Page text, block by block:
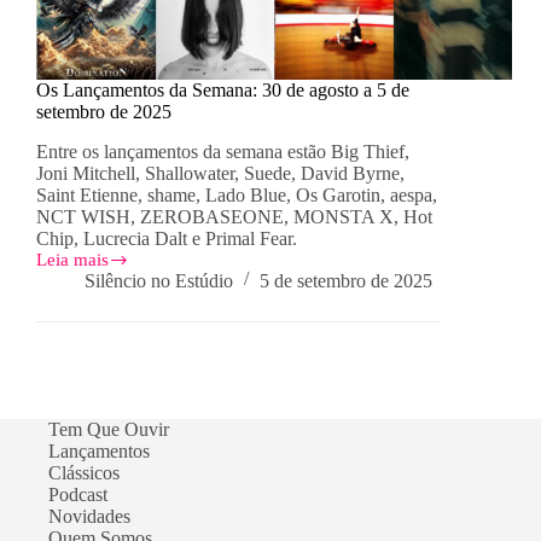
Os Lançamentos da Semana: 30 de agosto a 5 de
setembro de 2025
Entre os lançamentos da semana estão Big Thief,
Joni Mitchell, Shallowater, Suede, David Byrne,
Saint Etienne, shame, Lado Blue, Os Garotin, aespa,
NCT WISH, ZEROBASEONE, MONSTA X, Hot
Chip, Lucrecia Dalt e Primal Fear.
Leia mais
Os
Lançamentos
de
setembro
de
2025
Silêncio no Estúdio 5 de setembro de 2025
Tem Que Ouvir
Lançamentos
Clássicos
Podcast
Novidades